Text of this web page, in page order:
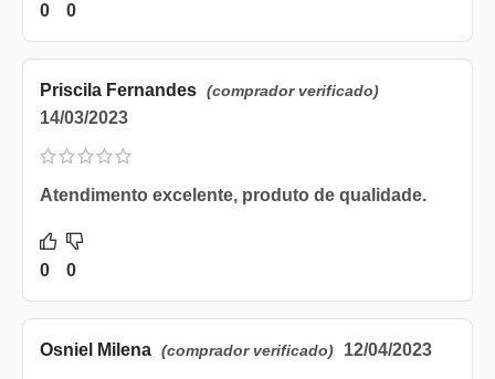
0 0
Priscila Fernandes (comprador verificado)
14/03/2023
Atendimento excelente, produto de qualidade.
0 0
Osniel Milena (comprador verificado) 12/04/2023